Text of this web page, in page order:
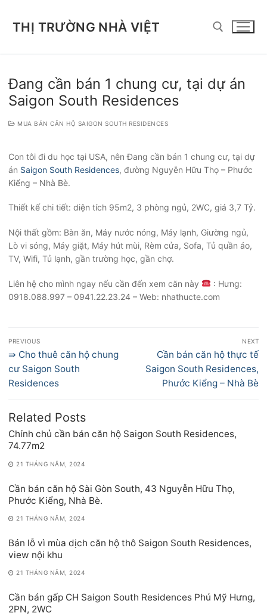
THỊ TRƯỜNG NHÀ VIỆT
Đang cần bán 1 chung cư, tại dự án
Saigon South Residences
MUA BÁN CĂN HỘ SAIGON SOUTH RESIDENCES
Con tôi đi du học tại USA, nên Đang cần bán 1 chung cư, tại dự
án Saigon South Residences, đường Nguyễn Hữu Thọ – Phước
Kiểng – Nhà Bè.
Thiết kế chi tiết: diện tích 95m2, 3 phòng ngủ, 2WC, giá 3,7 Tỷ.
Nội thất gồm: Bàn ăn, Máy nước nóng, Máy lạnh, Giường ngủ,
Lò vi sóng, Máy giặt, Máy hút mùi, Rèm cửa, Sofa, Tủ quần áo,
TV, Wifi, Tủ lạnh, gần trường học, gần chợ.
Liên hệ cho mình ngay nếu cần đến xem căn này
: Hưng:
0918.088.997 – 0941.22.23.24 – Web: nhathucte.com
Điều
hướng
bài
viết
PREVIOUS
Previous
post:
⇛ Cho thuê căn hộ chung
cư Saigon South
Residences
NEXT
Next
post:
Cần bán căn hộ thực tế
Saigon South Residences,
Phước Kiểng – Nhà Bè
Related Posts
Chính chủ cần bán căn hộ Saigon South Residences,
74.77m2
21 THÁNG NĂM, 2024
Cần bán căn hộ Sài Gòn South, 43 Nguyễn Hữu Thọ,
Phước Kiểng, Nhà Bè.
21 THÁNG NĂM, 2024
Bán lỗ vì mùa dịch căn hộ thô Saigon South Residences,
view nội khu
21 THÁNG NĂM, 2024
Cần bán gấp CH Saigon South Residences Phú Mỹ Hưng,
2PN, 2WC